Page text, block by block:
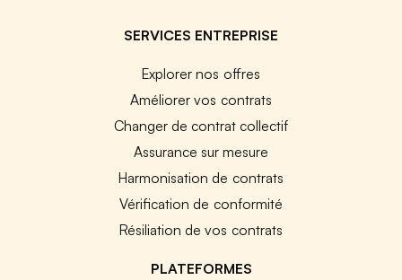
SERVICES ENTREPRISE
Explorer nos offres
Améliorer vos contrats
Changer de contrat collectif
Assurance sur mesure
Harmonisation de contrats
Vérification de conformité
Résiliation de vos contrats
PLATEFORMES